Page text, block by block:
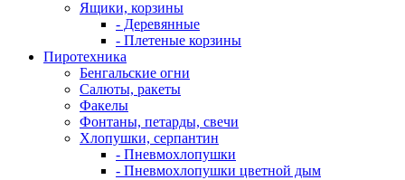
Ящики, корзины
- Деревянные
- Плетеные корзины
Пиротехника
Бенгальские огни
Салюты, ракеты
Факелы
Фонтаны, петарды, свечи
Хлопушки, серпантин
- Пневмохлопушки
- Пневмохлопушки цветной дым